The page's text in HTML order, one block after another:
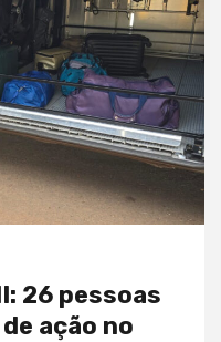
26 pessoas
ação no